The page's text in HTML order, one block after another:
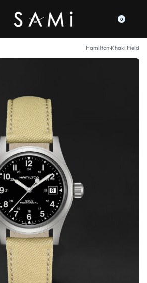
0
Hamilton›Khaki Field